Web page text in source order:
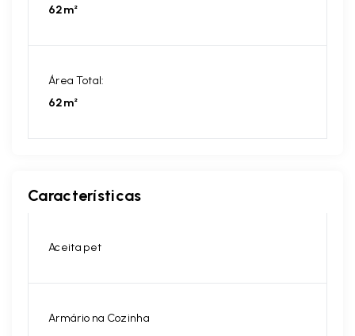
62m²
Área Total:
62m²
Características
Aceita pet
Armário na Cozinha